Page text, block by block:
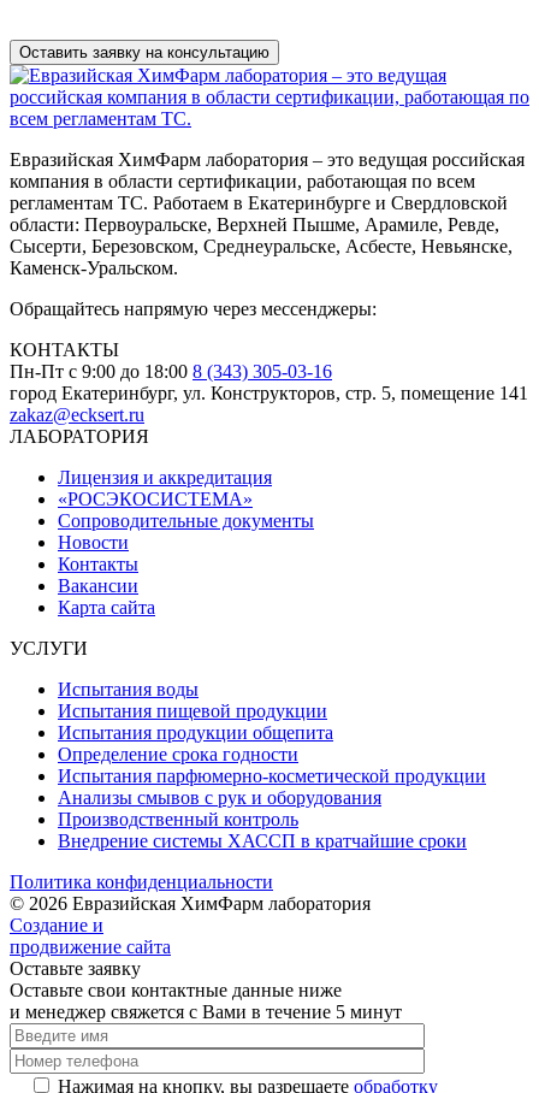
Евразийская ХимФарм лаборатория – это ведущая российская
компания в области сертификации, работающая по всем
регламентам ТС. Работаем в Екатеринбурге и Свердловской
области: Первоуральске, Верхней Пышме, Арамиле, Ревде,
Сысерти, Березовском, Среднеуральске, Асбесте, Невьянске,
Каменск-Уральском.
Обращайтесь напрямую через мессенджеры:
КОНТАКТЫ
Пн-Пт с 9:00 до 18:00 8 (343) 305-03-16
город Екатеринбург, ул. Конструкторов, стр. 5, помещение 141
zakaz@ecksert.ru
ЛАБОРАТОРИЯ
Лицензия и аккредитация
«РОСЭКОСИСТЕМА»
Сопроводительные документы
Новости
Контакты
Вакансии
Карта сайта
УСЛУГИ
Испытания воды
Испытания пищевой продукции
Испытания продукции общепита
Определение срока годности
Испытания парфюмерно-косметической продукции
Анализы смывов с рук и оборудования
Производственный контроль
Внедрение системы ХАССП в кратчайшие сроки
Политика конфиденциальности
© 2026 Евразийская ХимФарм лаборатория
Создание и
продвижение сайта
Оставьте заявку
Оставьте свои контактные данные ниже
и менеджер свяжется с Вами в течение 5 минут
Нажимая на кнопку, вы разрешаете обработку